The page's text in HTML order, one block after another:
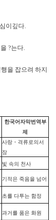
이깊다.
?는다.
을 잡으려 하지
한국어자막번역부
제
사랑 ・ 격류로의서
장
빛 속의 천사
기적은 죽음을 넘어
초를 다투는 함정
과거를 품은 화원